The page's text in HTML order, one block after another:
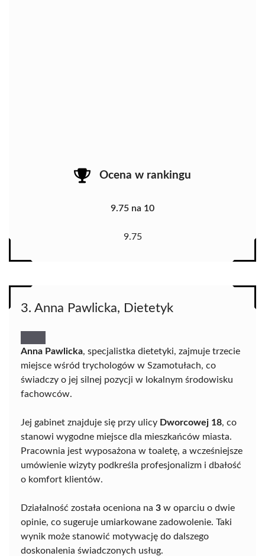
Ocena w rankingu
9.75 na 10
9.75
3. Anna Pawlicka, Dietetyk
Anna Pawlicka, specjalistka dietetyki, zajmuje trzecie
miejsce wśród trychologów w Szamotułach, co
świadczy o jej silnej pozycji w lokalnym środowisku
fachowców.
Jej gabinet znajduje się przy ulicy Dworcowej 18, co
stanowi wygodne miejsce dla mieszkańców miasta.
Pracownia jest wyposażona w toaletę, a wcześniejsze
umówienie wizyty podkreśla profesjonalizm i dbałość
o komfort klientów.
Działalność została oceniona na 3 w oparciu o dwie
opinie, co sugeruje umiarkowane zadowolenie. Taki
wynik może stanowić motywację do dalszego
doskonalenia świadczonych usług.